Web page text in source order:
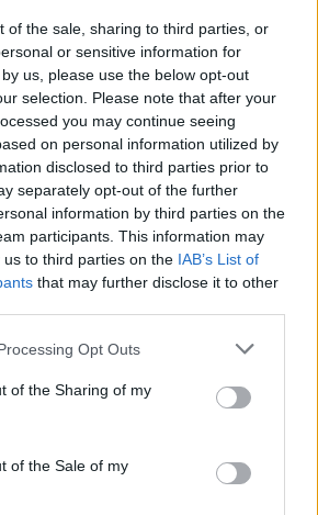
of the sale, sharing to third parties, or
or sensitive information for
us, please use the below opt-out
selection. Please note that after your
you may continue seeing
on personal information utilized by
disclosed to third parties prior to
separately opt-out of the further
information by third parties on the
participants. This information may
to third parties on the IAB’s List of
that may further disclose it to other
Opt Outs
of the Sharing of my
of the Sale of my
në
Përfundon protesta e 69-
të kundër kryeministrit,
thirrje për burgosjen e
Ramës dhe Berishës:
“Nesër do të jemi më